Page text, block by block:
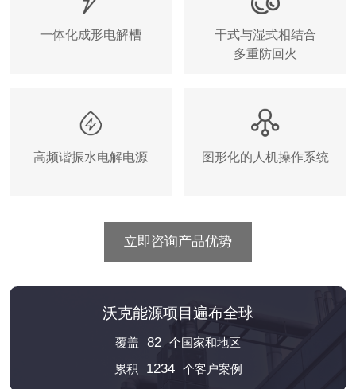
一体化成形电解槽
干式与湿式相结合
多重防回火
高频谐振水电解电源 图形化的人机操作系统
立即咨询产品优势
沃克能源项目遍布全球
覆盖 82 个国家和地区
累积
1234 个客户案例